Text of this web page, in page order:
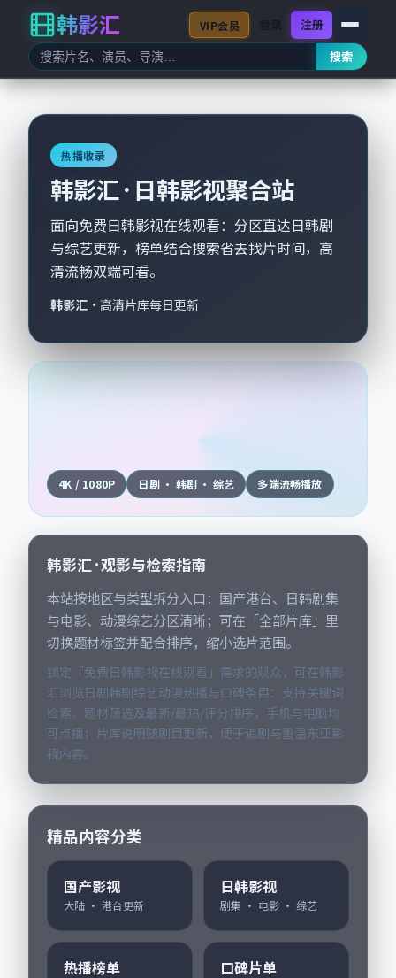
韩影汇
搜索
VIP会员 注册
热播收录
韩影汇 · 日韩影视聚合站
面向免费日韩影视在线观看：分区直达日韩剧
与综艺更新，榜单结合搜索省去找片时间，高
清流畅双端可看。
韩影汇 · 高清片库每日更新
4K / 1080P 日剧 · 韩剧 · 综艺 多端流畅播放
韩影汇 · 观影与检索指南
本站按地区与类型拆分入口：国产港台、日韩剧集
与电影、动漫综艺分区清晰；可在「全部片库」里
切换题材标签并配合排序，缩小选片范围。
锁定「免费日韩影视在线观看」需求的观众，可在韩影
汇浏览日剧韩剧综艺动漫热播与口碑条目：支持关键词
检索、题材筛选及最新/最热/评分排序，手机与电脑均
可点播；片库说明随剧目更新，便于追剧与重温东亚影
视内容。
精品内容分类
国产影视
大陆 · 港台更新
日韩影视
剧集 · 电影 · 综艺
热播榜单 口碑片单